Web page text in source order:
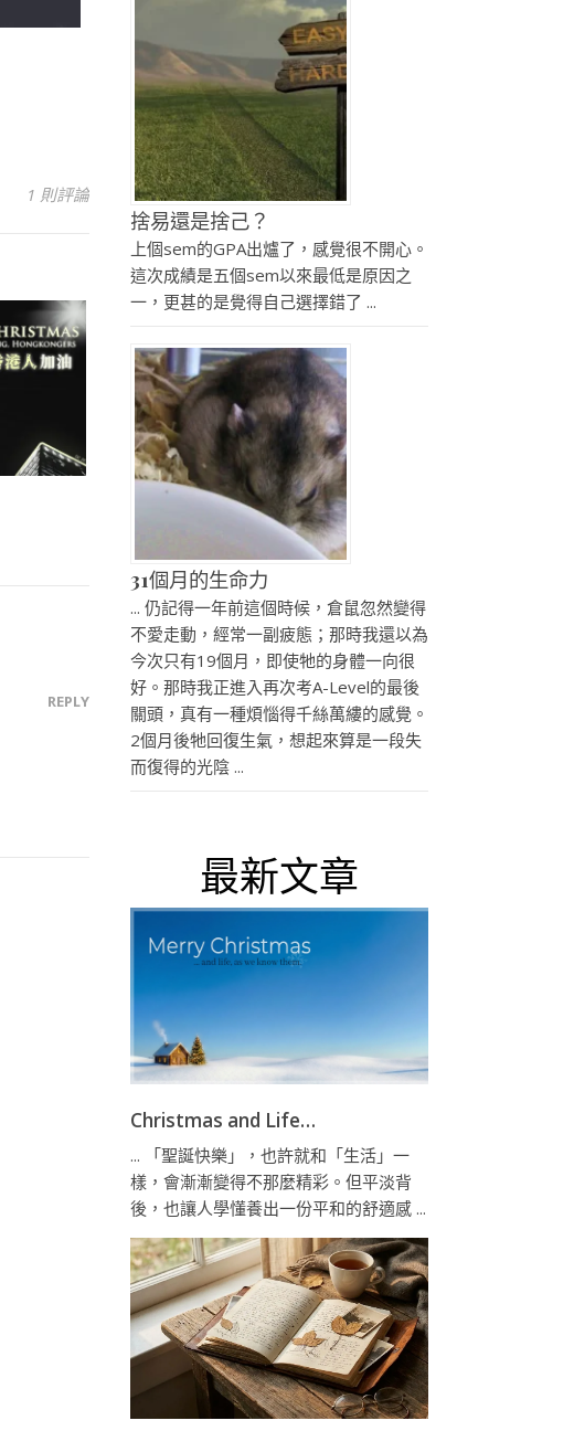
1 則評論
REPLY
捨易還是捨己？
上個sem的GPA出爐了，感覺很不開心。
這次成績是五個sem以來最低是原因之
一，更甚的是覺得自己選擇錯了 ...
31個月的生命力
... 仍記得一年前這個時候，倉鼠忽然變得
不愛走動，經常一副疲態；那時我還以為
今次只有19個月，即使牠的身體一向很
好。那時我正進入再次考A-Level的最後
關頭，真有一種煩惱得千絲萬縷的感覺。
2個月後牠回復生氣，想起來算是一段失
而復得的光陰 ...
最新文章
Christmas and Life…
... 「聖誕快樂」，也許就和「生活」一
樣，會漸漸變得不那麼精彩。但平淡背
後，也讓人學懂養出一份平和的舒適感 ...